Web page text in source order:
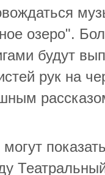
озеро".
будут
рук на